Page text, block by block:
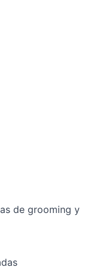
de grooming y